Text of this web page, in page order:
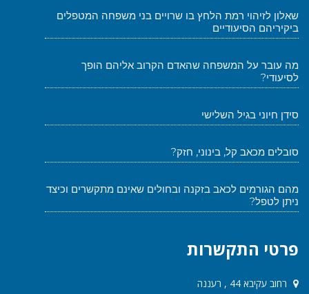
שאלון לזיהוי רמת הלחץ בו שרויים בני משפחה המטפלים
ביקיריהם הסיעודיים
מה עובר על המשפחה שהאדם הקרוב אליהם הופך
לסיעודי?
סידן חיוני בגיל השלישי
סובלים מכאב קל, בינוני, חזק?
מהם הגורמים לכאב בזקנה ובחולים שאינם מתקשרים וכיצד
ניתן לטפל?
פרטי התקשרות
רחוב עקיבא 44 , רעננה